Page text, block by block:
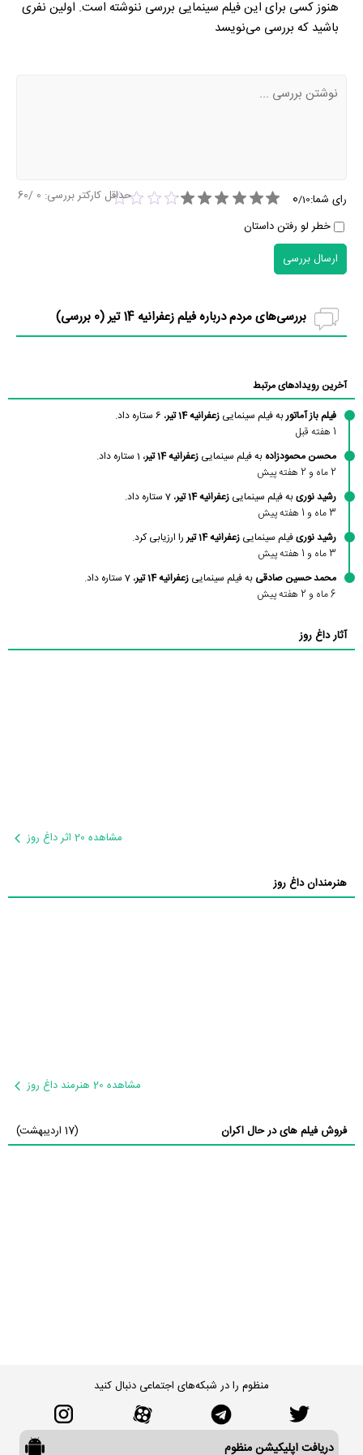
هنوز کسی برای این فیلم سینمایی بررسی ننوشته است. اولین نفری
باشید که بررسی می‌نویسد
رای شما: 0/10
خطر لو رفتن داستان
حداقل کارکتر بررسی: 0
/60
ارسال بررسی
بررسی‌های مردم درباره فیلم زعفرانیه 14 تیر ( 0 بررسی)
آخرین رویدادهای مرتبط
فیلم باز آماتوربه فیلم سینمایی زعفرانیه 14 تیر
، 6 ستاره داد.
1 هفته قبل
محسن محمودزاده به فیلم سینمایی زعفرانیه 14 تیر
، 1 ستاره داد.
2 ماه و 2 هفته پیش
رشید نوریبه فیلم سینمایی زعفرانیه 14 تیر
، 7 ستاره داد.
3 ماه و 1 هفته پیش
رشید نوریفیلم سینمایی زعفرانیه 14 تیر
را ارزیابی کرد.
3 ماه و 1 هفته پیش
محمد حسین صادقی به فیلم سینمایی زعفرانیه 14 تیر
، 7 ستاره داد.
6 ماه و 2 هفته پیش
آثار داغ روز
مشاهده 20 اثر داغ روز
هنرمندان داغ روز
مشاهده 20 هنرمند داغ روز
فروش فیلم های در حال اکران (17 اردیبهشت)
منظوم را در شبکه‌های اجتماعی دنبال کنید
دریافت اپلیکیشن منظوم